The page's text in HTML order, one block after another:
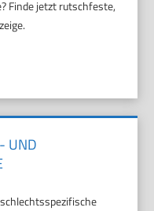
Finde jetzt rutschfeste,
UND